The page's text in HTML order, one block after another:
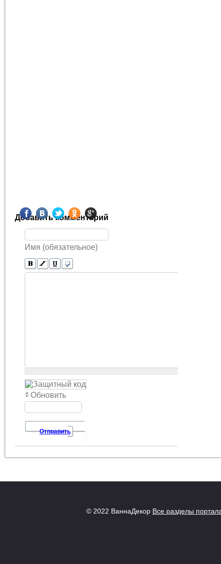
Добавить комментарий
Имя (обязательное)
Обновить
Отправить
© 2022 ВаннаДекор Все разделы